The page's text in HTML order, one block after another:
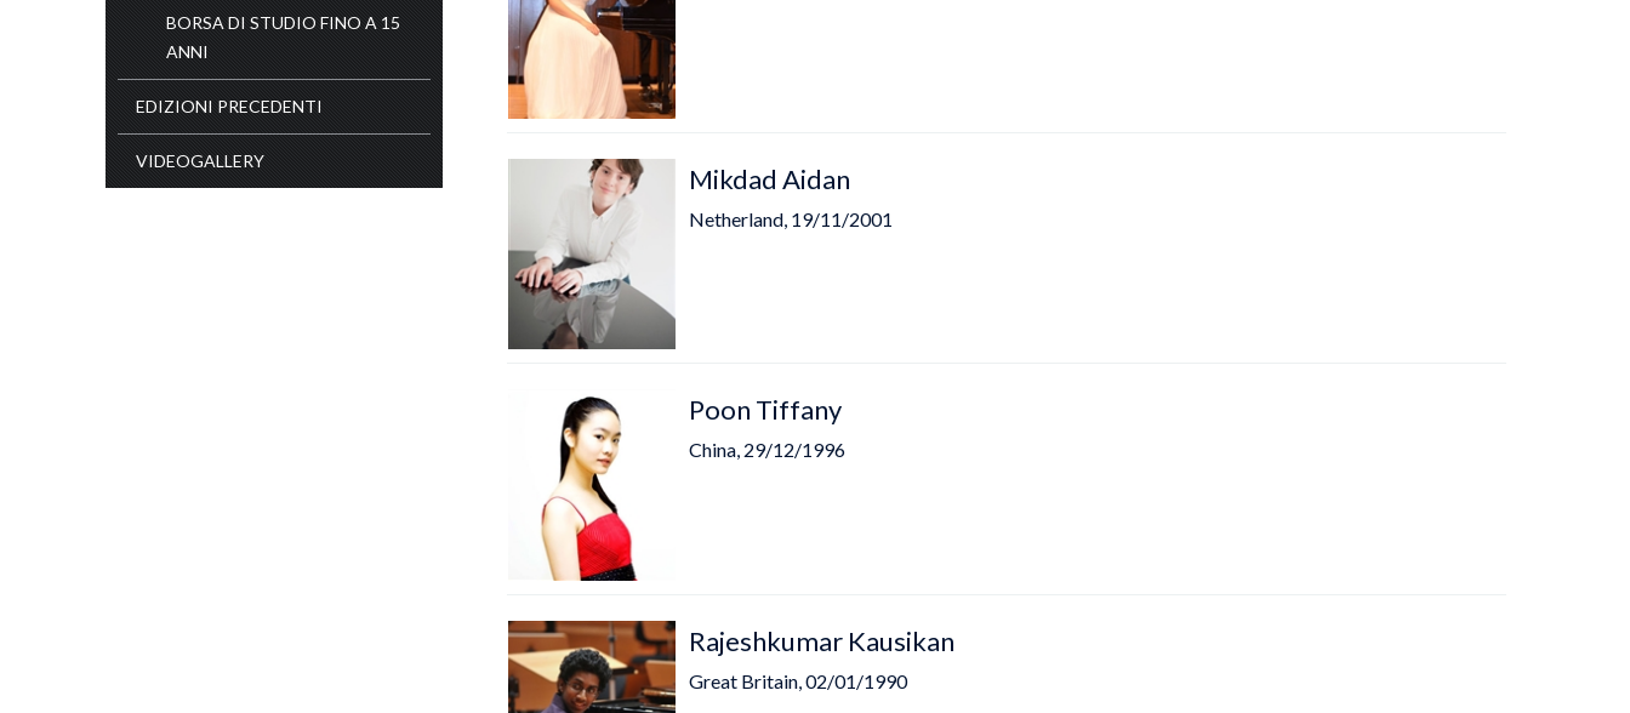
Mikdad Aidan
Netherland, 19/11/2001
Poon Tiffany
China, 29/12/1996
Rajeshkumar Kausikan
Great Britain, 02/01/1990
BORSA DI STUDIO FINO A 15
ANNI
EDIZIONI PRECEDENTI
VIDEOGALLERY